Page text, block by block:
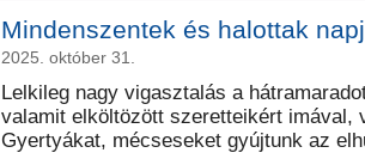
Mindenszentek és halottak
2025. október 31.
Lelkileg nagy vigasztalás a
valamit elköltözött szeretteikért imával,
Gyertyákat, mécseseket gyújtunk az